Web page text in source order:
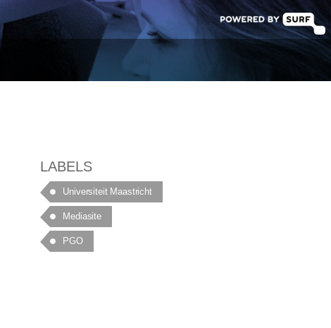
LABELS
Universiteit Maastricht
Mediasite
PGO